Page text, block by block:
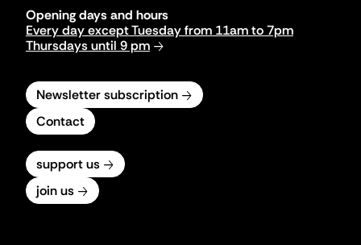
Opening days and hours
Every day except Tuesday from 11am to 7pm
Thursdays until 9 pm
Newsletter subscription
Contact
support us
join us